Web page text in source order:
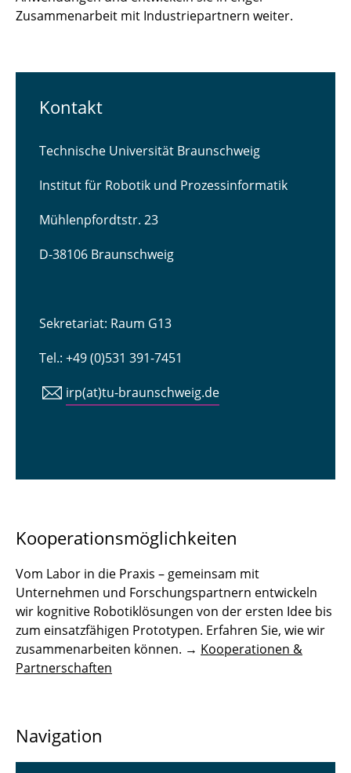
Zusammenarbeit mit Industriepartnern weiter.
Kontakt
Technische Universität Braunschweig
Institut für Robotik und Prozessinformatik
Mühlenpfordtstr. 23
D-38106 Braunschweig
Sekretariat: Raum G13
Tel.: +49 (0)531 391-7451
irp(at)tu-braunschweig.de
Kooperationsmöglichkeiten
Vom Labor in die Praxis – gemeinsam mit
Unternehmen und Forschungspartnern entwickeln
wir kognitive Robotiklösungen von der ersten Idee bis
zum einsatzfähigen Prototypen. Erfahren Sie, wie wir
zusammenarbeiten können. → Kooperationen &
Partnerschaften
Navigation